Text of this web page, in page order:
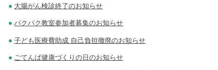
大腸がん検診終了のお知らせ
パクパク教室参加者募集のお知らせ
子ども医療費助成 自己負担撤廃のお知らせ
ごてんば健康づくりの日のお知らせ